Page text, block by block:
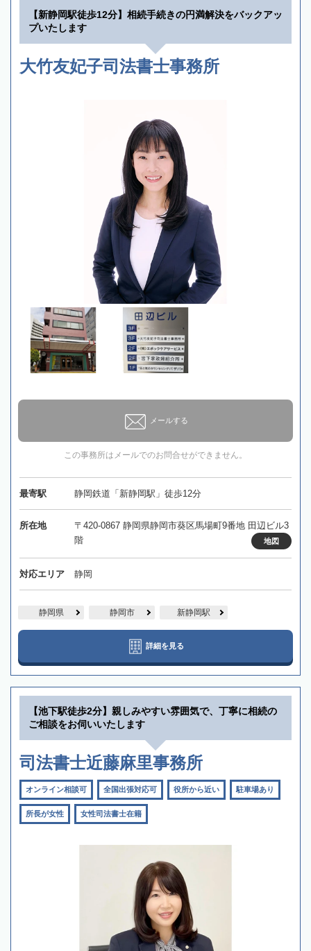
【新静岡駅徒歩12分】相続手続きの円満解決をバックアッ
プいたします
大竹友妃子司法書士事務所
メールする
この事務所はメールでのお問合せができません。
最寄駅 静岡鉄道「新静岡駅」徒歩12分
所在地
〒420-0867 静岡県静岡市葵区馬場町9番地 田辺ビル3
階
地図
対応エリア 静岡
静岡県 静岡市 新静岡駅
詳細を見る
【池下駅徒歩2分】親しみやすい雰囲気で、丁寧に相続の
ご相談をお伺いいたします
司法書士近藤麻里事務所
オンライン相談可 全国出張対応可 役所から近い 駐車場あり
所長が女性 女性司法書士在籍